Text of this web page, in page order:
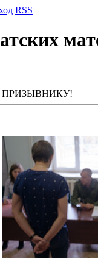
RSS
ПРИЗЫВНИКУ!